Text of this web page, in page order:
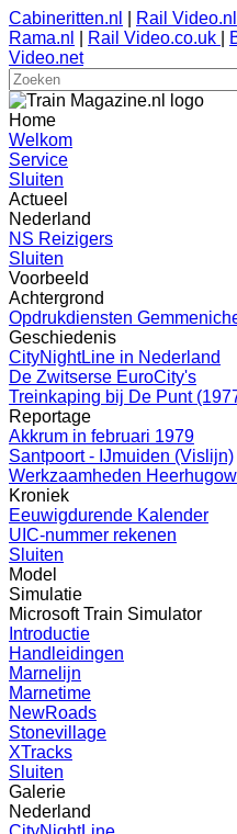
Cabineritten.nl Rail Video.nl
Rama.nl
Rail Video.co.uk
Video.net
Home
Welkom
Service
Sluiten
Actueel
Nederland
NS Reizigers
Sluiten
Voorbeeld
Achtergrond
Opdrukdiensten
Geschiedenis
CityNightLine in Nederland
De Zwitserse EuroCity's
Treinkaping bij De Punt
Reportage
Akkrum in februari 1979
Santpoort - IJmuiden (Vislijn)
Werkzaamheden
Kroniek
Eeuwigdurende Kalender
UIC-nummer rekenen
Sluiten
Model
Simulatie
Microsoft Train Simulator
Introductie
Handleidingen
Marnelijn
Marnetime
NewRoads
Stonevillage
XTracks
Sluiten
Galerie
Nederland